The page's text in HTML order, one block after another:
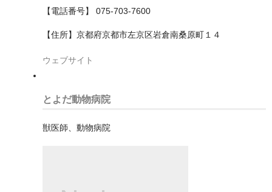
大阪市東住吉区
大阪市東成区
大阪市東淀川区
大阪市浪速区
大阪市淀川区
【電話番号】 075-703-7600
【住所】京都府京都市左京区岩倉南桑原町１４
ウェブサイト
とよだ動物病院
獣医師、動物病院